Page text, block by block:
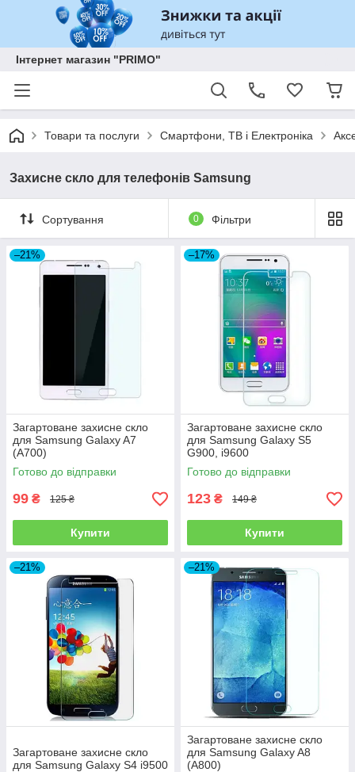
Інтернет магазин "PRIMO"
Товари та послуги Смартфони, ТВ і Електроніка
Захисне скло для телефонів Samsung
Сортування 0 Фільтри
–21%
Загартоване захисне скло
для Samsung Galaxy A7
(A700)
Готово до відправки
99 ₴ 125 ₴
Купити
–17%
Загартоване захисне скло
для Samsung Galaxy S5
G900, i9600
Готово до відправки
123 ₴ 149 ₴
Купити
–21%
Загартоване захисне скло
для Samsung Galaxy S4 i9500
–21%
Загартоване захисне скло
для Samsung Galaxy A8
(A800)